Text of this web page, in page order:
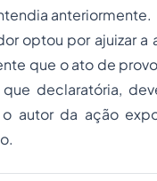
anteriormente.
optou por ajuizar
que o ato de
declaratória,
autor da ação